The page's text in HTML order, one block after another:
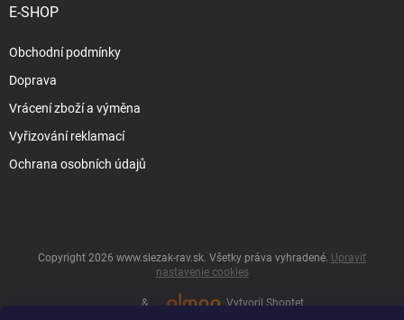
E-SHOP
Obchodní podmínky
Doprava
Vrácení zboží a výměna
Vyřizování reklamací
Ochrana osobních údajů
& Vytvoril Shoptet
Copyright 2026 www.slezak-rav.sk. Všetky práva vyhradené. Upraviť
nastavenie cookies